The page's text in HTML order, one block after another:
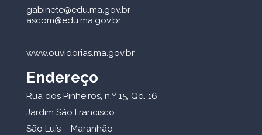
gabinete@edu.ma.gov.br
ascom@edu.ma.gov.br
www.ouvidorias.ma.gov.br
Endereço
Rua dos Pinheiros, n.º 15, Qd. 16
Jardim São Francisco
São Luís – Maranhão